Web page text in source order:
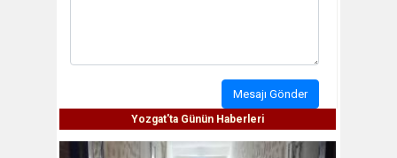
Mesajı Gönder
Yozgat'ta Günün Haberleri